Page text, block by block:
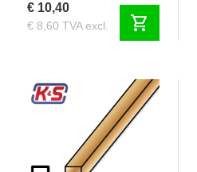
€ 10,40
€ 8,60 TVA excl. shopping_cart